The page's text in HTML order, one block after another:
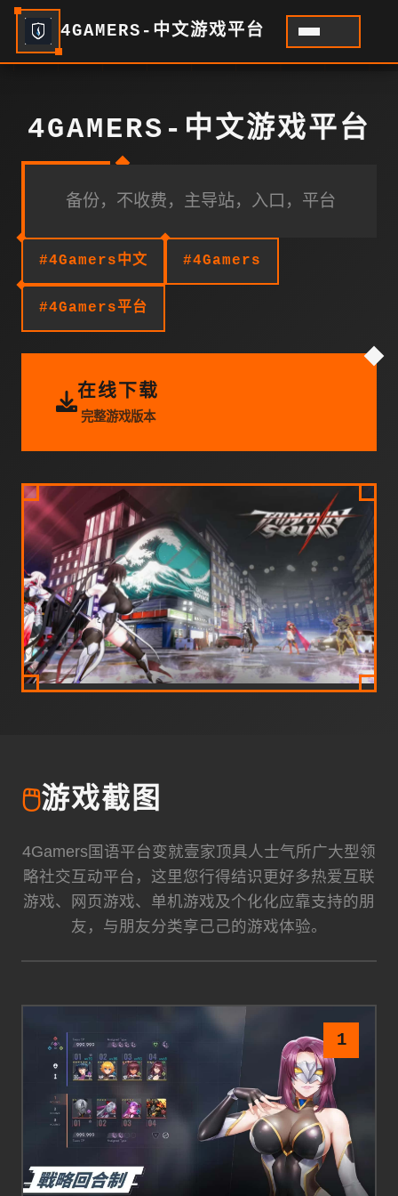
4GAMERS-中文游戏平台
4GAMERS-中文游戏平台
备份，不收费，主导站，入口，平台
#4Gamers中文 #4Gamers
#4Gamers平台
在线下载
完整游戏版本
🖱️游戏截图
4Gamers国语平台变就壹家顶具人士气所广大型领
略社交互动平台，这里您行得结识更好多热爱互联
游戏、网页游戏、单机游戏及个化化应靠支持的朋
友，与朋友分类享己己的游戏体验。
1